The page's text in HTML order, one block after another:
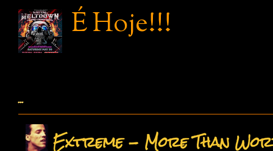
É Hoje!!!
...